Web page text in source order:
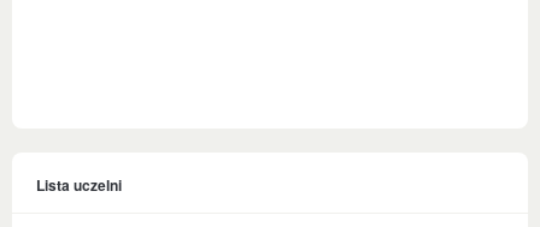
Lista uczelni